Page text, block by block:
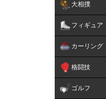
大相撲
フィギュア
カーリング
格闘技
ゴルフ